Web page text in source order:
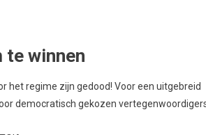
ongeacht enige religieuze
de vrouwenrechten aanvallen, zoals onlangs
Polen, in China en de VS die strijden voor